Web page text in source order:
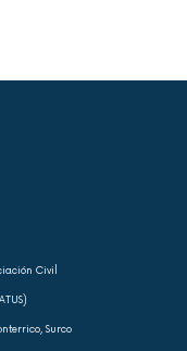
Civil
Surco